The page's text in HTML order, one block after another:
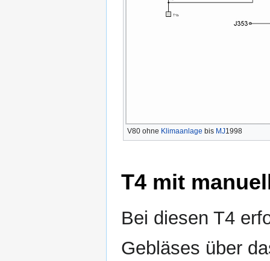
V80 ohne Klimaanlage bis MJ1998
T4 mit
Bei diesen T4
Gebläses über